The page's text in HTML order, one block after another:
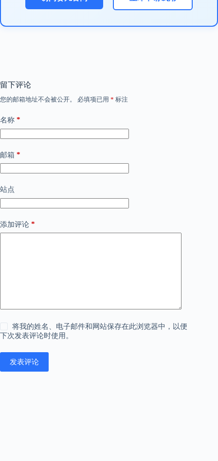
留下评论
您的邮箱地址不会被公开。 必填项已用 * 标注
名称 *
邮箱 *
站点
添加评论 *
将我的姓名、电子邮件和网站保存在此浏览器中，以便
下次发表评论时使用。
发表评论